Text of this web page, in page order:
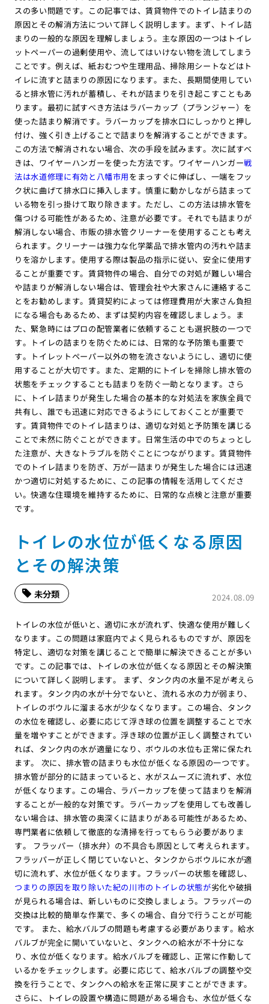
スの多い問題です。この記事では、賃貸物件でのトイレ詰まりの
原因とその解消方法について詳しく説明します。まず、トイレ詰
まりの一般的な原因を理解しましょう。主な原因の一つはトイレ
ットペーパーの過剰使用や、流してはいけない物を流してしまう
ことです。例えば、紙おむつや生理用品、掃除用シートなどはト
イレに流すと詰まりの原因になります。また、長期間使用してい
ると排水管に汚れが蓄積し、それが詰まりを引き起こすこともあ
ります。最初に試すべき方法はラバーカップ（プランジャー）を
使った詰まり解消です。ラバーカップを排水口にしっかりと押し
付け、強く引き上げることで詰まりを解消することができます。
この方法で解消されない場合、次の手段を試みます。次に試すべ
きは、ワイヤーハンガーを使った方法です。ワイヤーハンガー戦
法は水道修理に有効と八幡市用をまっすぐに伸ばし、一端をフッ
ク状に曲げて排水口に挿入します。慎重に動かしながら詰まって
いる物を引っ掛けて取り除きます。ただし、この方法は排水管を
傷つける可能性があるため、注意が必要です。それでも詰まりが
解消しない場合、市販の排水管クリーナーを使用することも考え
られます。クリーナーは強力な化学薬品で排水管内の汚れや詰ま
りを溶かします。使用する際は製品の指示に従い、安全に使用す
ることが重要です。賃貸物件の場合、自分での対処が難しい場合
や詰まりが解消しない場合は、管理会社や大家さんに連絡するこ
とをお勧めします。賃貸契約によっては修理費用が大家さん負担
になる場合もあるため、まずは契約内容を確認しましょう。ま
た、緊急時にはプロの配管業者に依頼することも選択肢の一つで
す。トイレの詰まりを防ぐためには、日常的な予防策も重要で
す。トイレットペーパー以外の物を流さないようにし、適切に使
用することが大切です。また、定期的にトイレを掃除し排水管の
状態をチェックすることも詰まりを防ぐ一助となります。さら
に、トイレ詰まりが発生した場合の基本的な対処法を家族全員で
共有し、誰でも迅速に対応できるようにしておくことが重要で
す。賃貸物件でのトイレ詰まりは、適切な対処と予防策を講じる
ことで未然に防ぐことができます。日常生活の中でのちょっとし
た注意が、大きなトラブルを防ぐことにつながります。賃貸物件
でのトイレ詰まりを防ぎ、万が一詰まりが発生した場合には迅速
かつ適切に対処するために、この記事の情報を活用してくださ
い。快適な住環境を維持するために、日常的な点検と注意が重要
です。
トイレの水位が低くなる原因
とその解決策
2024.08.09
未分類
トイレの水位が低いと、適切に水が流れず、快適な使用が難しく
なります。この問題は家庭内でよく見られるものですが、原因を
特定し、適切な対策を講じることで簡単に解決できることが多い
です。この記事では、トイレの水位が低くなる原因とその解決策
について詳しく説明します。 まず、タンク内の水量不足が考えら
れます。タンク内の水が十分でないと、流れる水の力が弱まり、
トイレのボウルに溜まる水が少なくなります。この場合、タンク
の水位を確認し、必要に応じて浮き球の位置を調整することで水
量を増やすことができます。浮き球の位置が正しく調整されてい
れば、タンク内の水が適量になり、ボウルの水位も正常に保たれ
ます。 次に、排水管の詰まりも水位が低くなる原因の一つです。
排水管が部分的に詰まっていると、水がスムーズに流れず、水位
が低くなります。この場合、ラバーカップを使って詰まりを解消
することが一般的な対策です。ラバーカップを使用しても改善し
ない場合は、排水管の奥深くに詰まりがある可能性があるため、
専門業者に依頼して徹底的な清掃を行ってもらう必要がありま
す。 フラッパー（排水弁）の不具合も原因として考えられます。
フラッパーが正しく閉じていないと、タンクからボウルに水が適
切に流れず、水位が低くなります。フラッパーの状態を確認し、
つまりの原因を取り除いた紀の川市のトイレの状態が劣化や破損
が見られる場合は、新しいものに交換しましょう。フラッパーの
交換は比較的簡単な作業で、多くの場合、自分で行うことが可能
です。 また、給水バルブの問題も考慮する必要があります。給水
バルブが完全に開いていないと、タンクへの給水が不十分にな
り、水位が低くなります。給水バルブを確認し、正常に作動して
いるかをチェックします。必要に応じて、給水バルブの調整や交
換を行うことで、タンクへの給水を正常に戻すことができます。
さらに、トイレの設置や構造に問題がある場合も、水位が低くな